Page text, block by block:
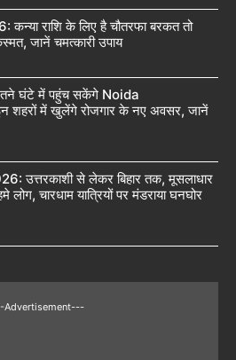
राशि के लिए है चौतरफा बरकत तो
जानें चमत्कारी उपाय
घंटे में पहुंच सकेंगे Noida
में खुलेंगे रोजगार के नए अवसर, जानें
उत्तरकाशी से लेकर बिहार तक, मूसलाधार
लोग, चारधाम यात्रियों पर मंडराया घनघोर
Advertisement---